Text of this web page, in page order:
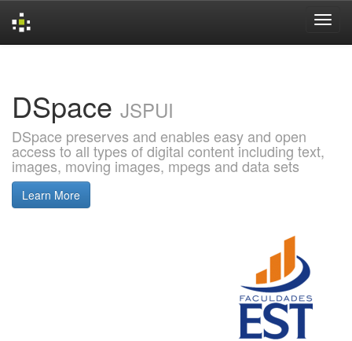
DSpace JSPUI
DSpace preserves and enables easy and open
access to all types of digital content including text,
images, moving images, mpegs and data sets
Learn More